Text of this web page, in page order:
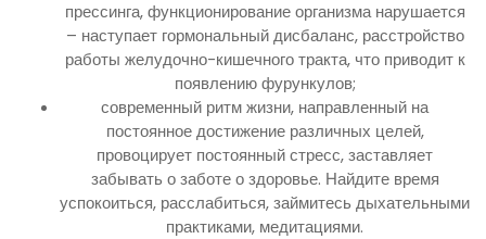
прессинга, функционирование организма нарушается
– наступает гормональный дисбаланс, расстройство
работы желудочно-кишечного тракта, что приводит к
появлению фурункулов;
современный ритм жизни, направленный на
постоянное достижение различных целей,
провоцирует постоянный стресс, заставляет
забывать о заботе о здоровье. Найдите время
успокоиться, расслабиться, займитесь дыхательными
практиками, медитациями.